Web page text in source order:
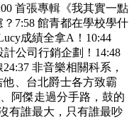
首張專輯《我其實一點
7:58 館青都在學校學什
成績全拿A！10:44
公司行銷企劃！14:48
非音樂相關科系，
、台北爵士各方致霸
阿傑走過分手路，鼓的
有誰最大，只有誰最吵